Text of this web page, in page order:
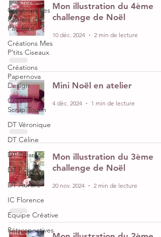
Créations Les
Papiers de
Pandore
Créations Mes
P’tits Ciseaux
Créations
Papernova
Design
Créations
Scrap'Touch
DT Véronique
DT Céline
DT Tiffany
DT Rose
DT Aurore
IC Florence
Equipe Créative
Rétrospectives
Mon illustration du 4ème
challenge de Noël
10 déc. 2024 2 min de lecture
Mini Noël en atelier
4 déc. 2024 1 min de lecture
Mon illustration du 3ème
challenge de Noël
20 nov. 2024 2 min de lecture